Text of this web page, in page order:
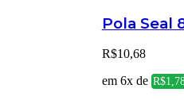
Pola Seal
R$10,68
em 6x de R$